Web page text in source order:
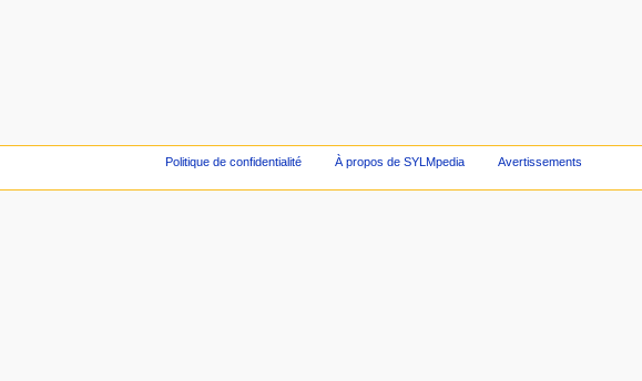
Politique de confidentialité À propos de SYLMpedia Avertissements